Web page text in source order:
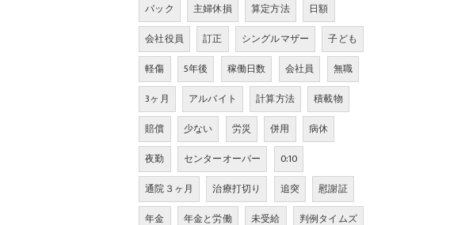
バック
主婦休損 算定方法
日額
会社役員
訂正 シングルマザー
子ども
軽傷
5年後 稼働日数 会社員
無職
3ヶ月
アルバイト 計算方法
積載物
賠償
少ない 労災 併用
病休
夜勤
センターオーバー
0:10
通院３ヶ月
治療打切り 追突
慰謝証
年金
年金と労働 未受給 判例タイムズ